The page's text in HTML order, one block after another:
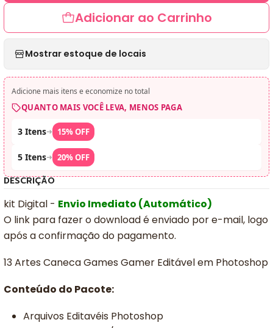
Adicionar ao Carrinho
Mostrar estoque de locais
Adicione mais itens e economize no total
QUANTO MAIS VOCÊ LEVA, MENOS PAGA
3 Itens➜ 15% OFF
5 Itens➜ 20% OFF
DESCRIÇÃO
kit Digital - Envio Imediato (Automático)
O link para fazer o download é enviado por e-mail, logo
após a confirmação do pagamento.
13 Artes Caneca Games Gamer Editável em Photoshop
Conteúdo do Pacote:
Arquivos Editavéis Photoshop